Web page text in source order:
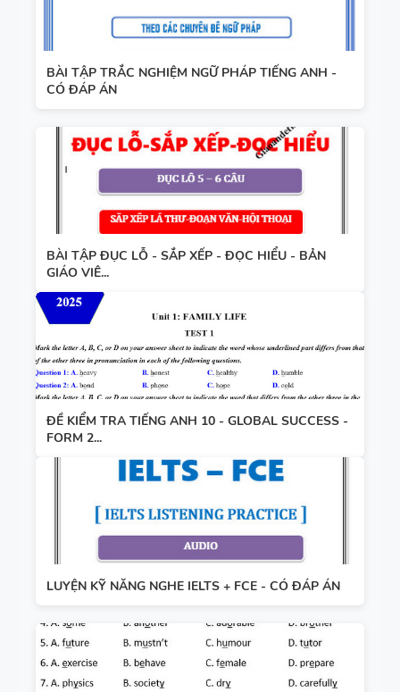
BÀI TẬP TRẮC NGHIỆM NGỮ PHÁP TIẾNG ANH -
CÓ ĐÁP ÁN
BÀI TẬP ĐỤC LỖ - SẮP XẾP - ĐỌC HIỂU - BẢN
GIÁO VIÊ...
ĐỀ KIỂM TRA TIẾNG ANH 10 - GLOBAL SUCCESS -
FORM 2...
LUYỆN KỸ NĂNG NGHE IELTS + FCE - CÓ ĐÁP ÁN